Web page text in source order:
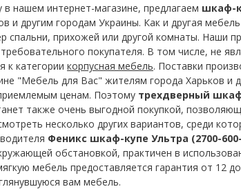
в нашем интернет-магазине, предлагаем шкаф-
и другим городам Украины. Как и другая
спальни, прихожей или другой комнаты. Наши
покупателя. В том числе, не
к категории корпусная мебель. Поставки
"Мебель для Вас" жителям города Харьков и
ценам. Поэтому трехдверный
также очень выгодной покупкой,
несколько других вариантов, среди
Феникс шкаф-купе Ультра (2700-
обстановкой, практичен в
мебель предоставляется гарантия от 12
вам мебель.